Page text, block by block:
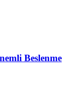
Beslenme